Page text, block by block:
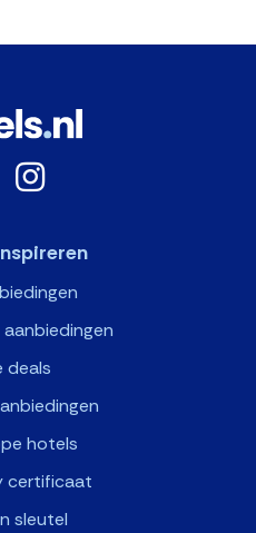
deals
hotels
certificaat
sleutel